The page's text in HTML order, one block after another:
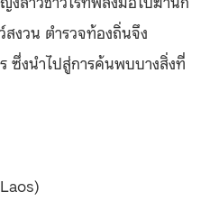
งวน ตำรวจท้องถิ่นจึง
ซึ่งนำไปสู่การค้นพบบางสิ่งที่